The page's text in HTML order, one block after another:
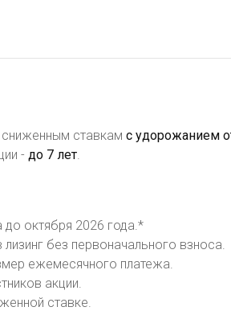
сниженным ставкам с удорожанием
- до 7 лет
до октября 2026 года.*
без первоначального взноса.
ежемесячного платежа.
акции.
ставке.